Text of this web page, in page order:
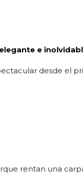
e
desde el
rentan una